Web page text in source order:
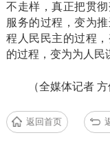
不走样，真正把贯
服务的过程，变为
程人民民主的过程
的过程，变为为人民
（全媒体记者 方
返回首页